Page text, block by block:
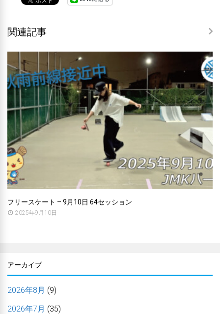
関連記事
フリースケート – 9月10日 64セッション
2025年9月10日
アーカイブ
2026年8月 (9)
2026年7月 (35)